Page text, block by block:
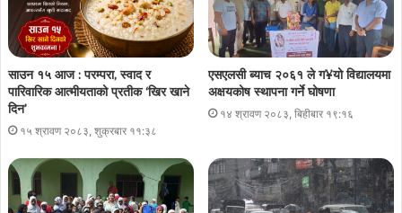
साउन १५ आज : परम्परा, स्वाद र
पारिवारिक आत्मीयताको प्रतीक ‘खिर खाने
दिन’
१५ श्रावण २०८३, शुक्रबार ११:३८
एसएलसी ब्याच २०६१ ले ग¥यो विद्यालयमा
अक्षयकोष स्थापना गर्ने घोषणा
१४ श्रावण २०८३, बिहीबार १९:१६